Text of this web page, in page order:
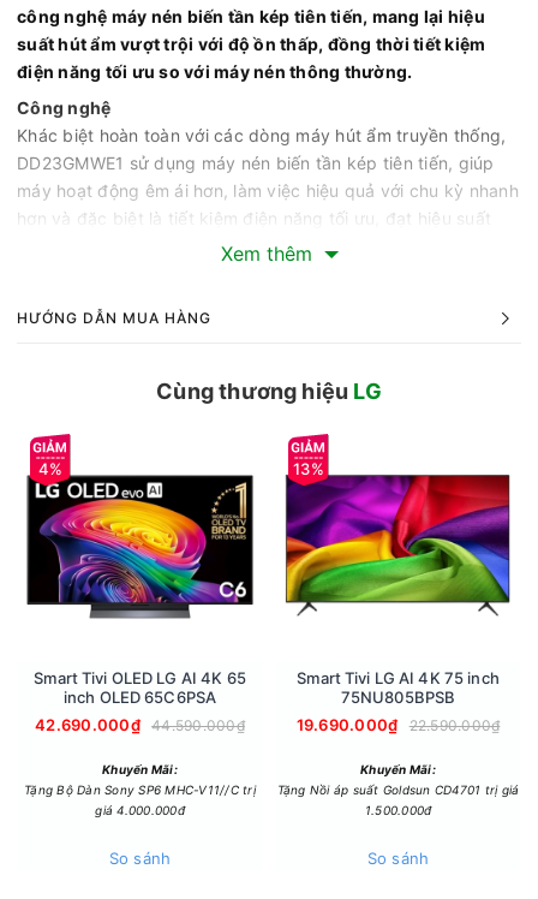
công nghệ máy nén biến tần kép tiên tiến, mang lại hiệu
suất hút ẩm vượt trội với độ ồn thấp, đồng thời tiết kiệm
điện năng tối ưu so với máy nén thông thường.
Công nghệ
Khác biệt hoàn toàn với các dòng máy hút ẩm truyền thống,
DD23GMWE1 sử dụng máy nén biến tần kép tiên tiến, giúp
máy hoạt động êm ái hơn, làm việc hiệu quả với chu kỳ nhanh
hơn và đặc biệt là tiết kiệm điện năng tối ưu, đạt hiệu suất
năng lượng hàng đầu. Nhờ công nghệ Dual Inverter, máy hoạt
Bên cạnh đó, máy còn tích hợp công nghệ UVnano để tiệt
đảm bảo luồng khí thoát ra luôn sạch sẽ và đảm bảo an toàn
cho sức khỏe.
Xem thêm
HƯỚNG DẪN MUA HÀNG
Cùng thương hiệu LG
4%
Smart Tivi OLED LG AI 4K 65
inch OLED 65C6PSA
42.690.000₫
44.590.000₫
Khuyến Mãi:
Tặng Bộ Dàn Sony SP6 MHC-V11//C trị
giá 4.000.000đ
So sánh
13%
Smart Tivi LG AI 4K 75 inch
75NU805BPSB
19.690.000₫
22.590.000₫
Khuyến Mãi:
Tặng Nồi áp suất Goldsun CD4701 trị giá
1.500.000đ
So sánh